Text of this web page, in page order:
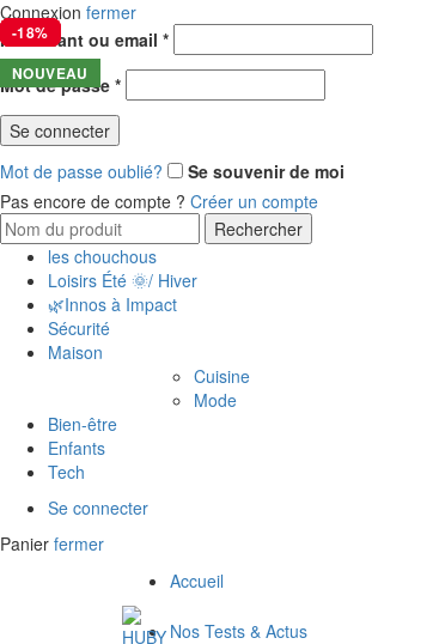
Connexion fermer
Identifiant ou email *
Mot de passe *
Se connecter
Mot de passe oublié?
Se souvenir de moi
Pas encore de compte ? Créer un compte
Rechercher
les chouchous
Loisirs Été 🌞/ Hiver
🌿Innos à Impact
Sécurité
Maison
Cuisine
Mode
Bien-être
Enfants
Tech
Se connecter
Panier fermer
Accueil
Nos Tests & Actus
-2%
-9%
-6%
NOUVEAU
-28%
-35%
-18%